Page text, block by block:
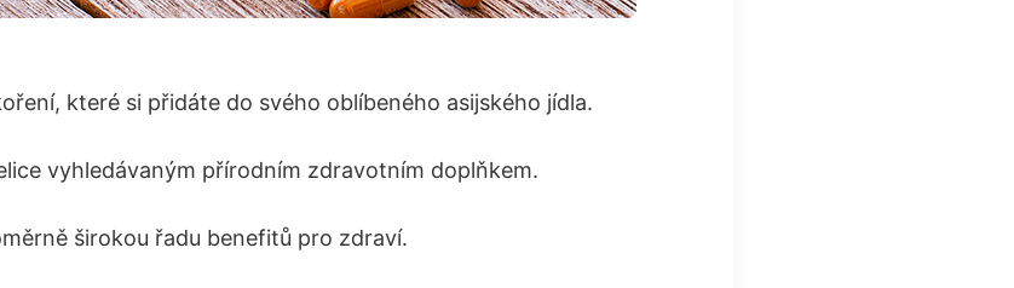
které si přidáte do svého oblíbeného asijského jídla.
vyhledávaným přírodním zdravotním doplňkem.
širokou řadu benefitů pro zdraví.